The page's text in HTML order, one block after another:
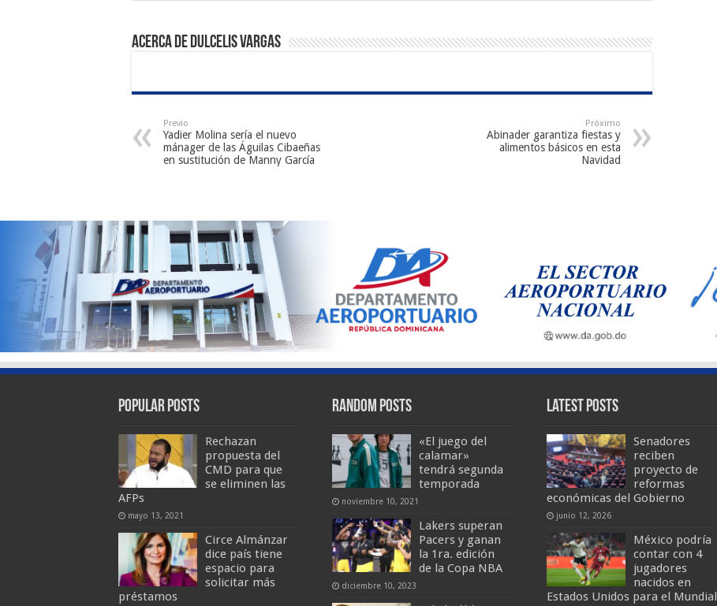
Acerca de Dulcelis Vargas
Previo
Yadier Molina sería el nuevo
mánager de las Águilas Cibaeñas
en sustitución de Manny García
Próximo
Abinader garantiza fiestas y
alimentos básicos en esta
Navidad
Popular Posts
Rechazan
propuesta del
CMD para que
se eliminen las
AFPs
mayo 13, 2021
Circe Almánzar
dice país tiene
espacio para
solicitar más
préstamos
Random Posts
«El juego del
calamar»
tendrá segunda
temporada
noviembre 10, 2021
Lakers superan
Pacers y ganan
la 1ra. edición
de la Copa NBA
diciembre 10, 2023
Latest Posts
Senadores
reciben
proyecto de
reformas
económicas del Gobierno
junio 12, 2026
México podría
contar con 4
jugadores
nacidos en
Estados Unidos para el Mundial